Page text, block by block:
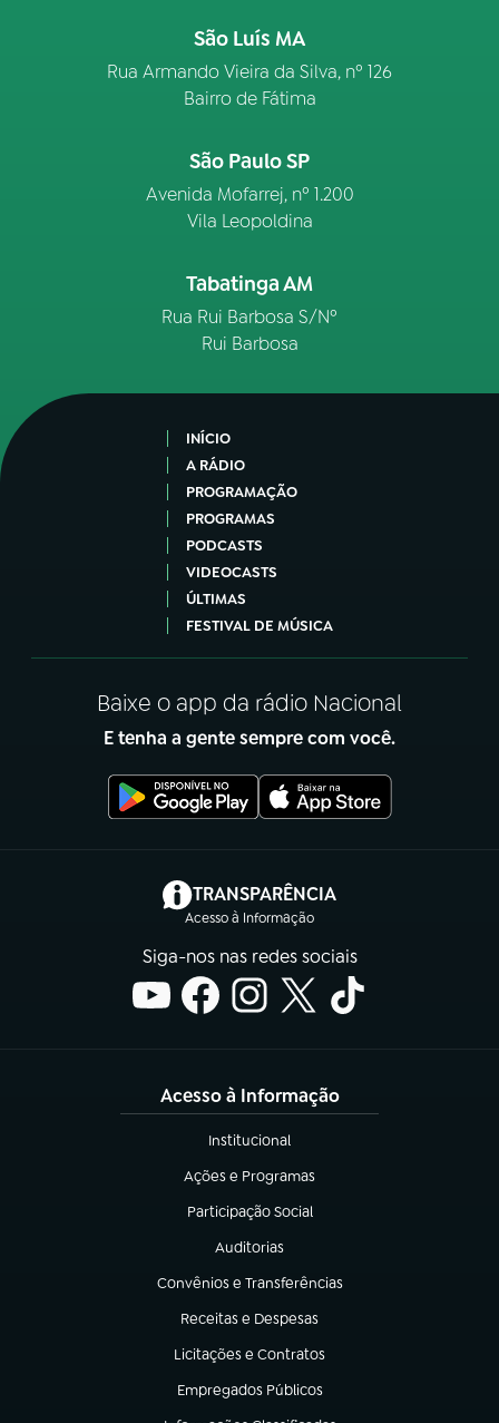
São Luís MA
Rua Armando Vieira da Silva, nº 126
Bairro de Fátima
São Paulo SP
Avenida Mofarrej, nº 1.200
Vila Leopoldina
Tabatinga AM
Rua Rui Barbosa S/Nº
Rui Barbosa
INÍCIO
A RÁDIO
PROGRAMAÇÃO
PROGRAMAS
PODCASTS
VIDEOCASTS
ÚLTIMAS
FESTIVAL DE MÚSICA
Baixe o app da rádio Nacional
E tenha a gente sempre com você.
TRANSPARÊNCIA
Acesso à Informação
(abre em nova aba)
Siga-nos nas redes sociais
Acesso à Informação
Institucional
(abre em nova aba)
Ações e Programas
(abre em nova aba)
Participação Social
(abre em nova aba)
Auditorias
(abre em nova aba)
Convênios e Transferências
(abre em nova aba)
Receitas e Despesas
(abre em nova aba)
Licitações e Contratos
(abre em nova aba)
Empregados Públicos
(abre em nova aba)